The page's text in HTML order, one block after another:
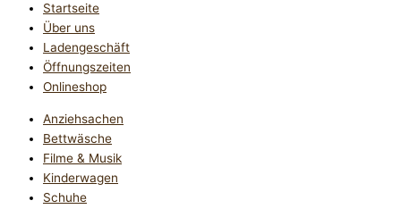
Startseite
Über uns
Ladengeschäft
Öffnungszeiten
Onlineshop
Anziehsachen
Bettwäsche
Filme & Musik
Kinderwagen
Schuhe